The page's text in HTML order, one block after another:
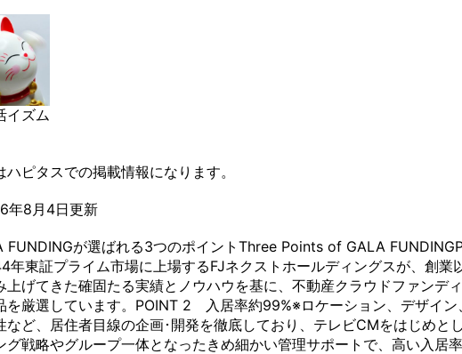
イズム
ハピタスでの掲載情報になります。
年8月4日更新
FUNDINGが選ばれる3つのポイントThree Points of GALA
年東証プライム市場に上場するFJネクストホールディングスが、創業
上げてきた確固たる実績とノウハウを基に、不動産クラウドファンデ
を厳選しています。POINT 2 入居率約99%※ロケーション、デザイン
など、居住者目線の企画･開発を徹底しており、テレビCMをはじめと
グ戦略やグループ一体となったきめ細かい管理サポートで、高い入居